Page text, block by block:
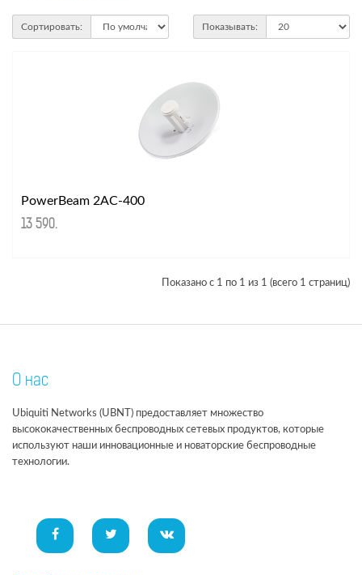
Сортировать: Показывать:
PowerBeam 2AC-400
13 590.
Показано с 1 по 1 из 1 (всего 1 страниц)
О нас
Ubiquiti Networks (UBNT) предоставляет множество
высококачественных беспроводных сетевых продуктов, которые
используют наши инновационные и новаторские беспроводные
технологии.